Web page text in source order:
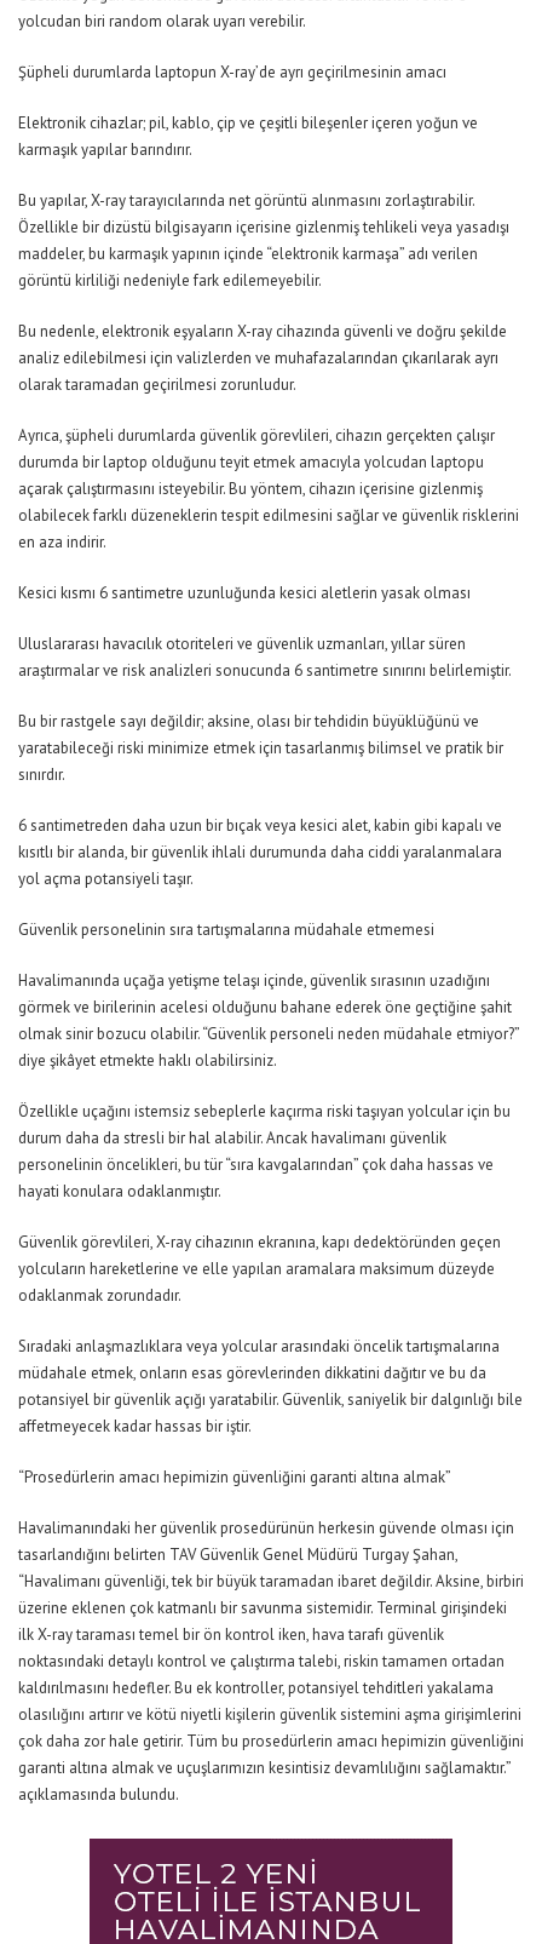
yolcudan biri random olarak uyarı verebilir.
Şüpheli durumlarda laptopun X-ray’de ayrı geçirilmesinin amacı
Elektronik cihazlar; pil, kablo, çip ve çeşitli bileşenler içeren yoğun ve
karmaşık yapılar barındırır.
Bu yapılar, X-ray tarayıcılarında net görüntü alınmasını zorlaştırabilir.
Özellikle bir dizüstü bilgisayarın içerisine gizlenmiş tehlikeli veya yasadışı
maddeler, bu karmaşık yapının içinde “elektronik karmaşa” adı verilen
görüntü kirliliği nedeniyle fark edilemeyebilir.
Bu nedenle, elektronik eşyaların X-ray cihazında güvenli ve doğru şekilde
analiz edilebilmesi için valizlerden ve muhafazalarından çıkarılarak ayrı
olarak taramadan geçirilmesi zorunludur.
Ayrıca, şüpheli durumlarda güvenlik görevlileri, cihazın gerçekten çalışır
durumda bir laptop olduğunu teyit etmek amacıyla yolcudan laptopu
açarak çalıştırmasını isteyebilir. Bu yöntem, cihazın içerisine gizlenmiş
olabilecek farklı düzeneklerin tespit edilmesini sağlar ve güvenlik risklerini
en aza indirir.
Kesici kısmı 6 santimetre uzunluğunda kesici aletlerin yasak olması
Uluslararası havacılık otoriteleri ve güvenlik uzmanları, yıllar süren
araştırmalar ve risk analizleri sonucunda 6 santimetre sınırını belirlemiştir.
Bu bir rastgele sayı değildir; aksine, olası bir tehdidin büyüklüğünü ve
yaratabileceği riski minimize etmek için tasarlanmış bilimsel ve pratik bir
sınırdır.
6 santimetreden daha uzun bir bıçak veya kesici alet, kabin gibi kapalı ve
kısıtlı bir alanda, bir güvenlik ihlali durumunda daha ciddi yaralanmalara
yol açma potansiyeli taşır.
Güvenlik personelinin sıra tartışmalarına müdahale etmemesi
Havalimanında uçağa yetişme telaşı içinde, güvenlik sırasının uzadığını
görmek ve birilerinin acelesi olduğunu bahane ederek öne geçtiğine şahit
olmak sinir bozucu olabilir. “Güvenlik personeli neden müdahale etmiyor?”
diye şikâyet etmekte haklı olabilirsiniz.
Özellikle uçağını istemsiz sebeplerle kaçırma riski taşıyan yolcular için bu
durum daha da stresli bir hal alabilir. Ancak havalimanı güvenlik
personelinin öncelikleri, bu tür “sıra kavgalarından” çok daha hassas ve
hayati konulara odaklanmıştır.
Güvenlik görevlileri, X-ray cihazının ekranına, kapı dedektöründen geçen
yolcuların hareketlerine ve elle yapılan aramalara maksimum düzeyde
odaklanmak zorundadır.
Sıradaki anlaşmazlıklara veya yolcular arasındaki öncelik tartışmalarına
müdahale etmek, onların esas görevlerinden dikkatini dağıtır ve bu da
potansiyel bir güvenlik açığı yaratabilir. Güvenlik, saniyelik bir dalgınlığı bile
affetmeyecek kadar hassas bir iştir.
“Prosedürlerin amacı hepimizin güvenliğini garanti altına almak”
Havalimanındaki her güvenlik prosedürünün herkesin güvende olması için
tasarlandığını belirten TAV Güvenlik Genel Müdürü Turgay Şahan,
“Havalimanı güvenliği, tek bir büyük taramadan ibaret değildir. Aksine, birbiri
üzerine eklenen çok katmanlı bir savunma sistemidir. Terminal girişindeki
ilk X-ray taraması temel bir ön kontrol iken, hava tarafı güvenlik
noktasındaki detaylı kontrol ve çalıştırma talebi, riskin tamamen ortadan
kaldırılmasını hedefler. Bu ek kontroller, potansiyel tehditleri yakalama
olasılığını artırır ve kötü niyetli kişilerin güvenlik sistemini aşma girişimlerini
çok daha zor hale getirir. Tüm bu prosedürlerin amacı hepimizin güvenliğini
garanti altına almak ve uçuşlarımızın kesintisiz devamlılığını sağlamaktır.”
açıklamasında bulundu.